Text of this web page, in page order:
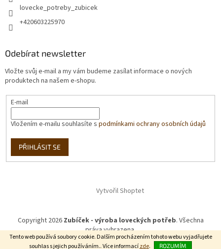
Tento web používá soubory cookie. Dalším procházením tohoto webu vyjadřujete
souhlas s jejich používáním.. Více informacízde. ROZUMÍM
lovecke_potreby_zubicek
+420603225970
Odebírat newsletter
Vložte svůj e-mail a my vám budeme zasílat informace o nových
produktech na našem e-shopu.
E-mail
Vložením e-mailu souhlasíte s podmínkami ochrany osobních údajů
PŘIHLÁSIT SE
Vytvořil Shoptet
Copyright 2026 Zubíček - výroba loveckých potřeb. Všechna
práva vyhrazena.